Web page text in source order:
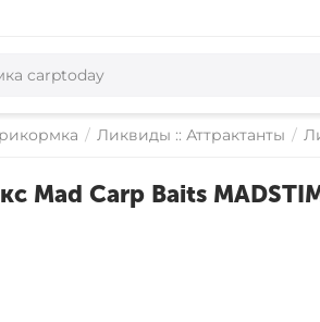
/ Ликвиды :: Аттрактанты /
Mad Carp Baits